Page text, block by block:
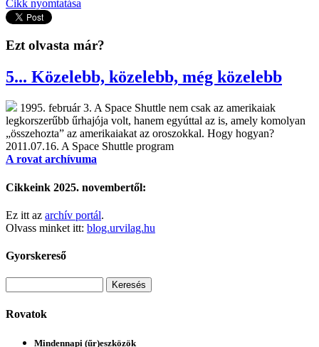
Cikk nyomtatása
Ezt olvasta már?
5... Közelebb, közelebb, még közelebb
1995. február 3. A Space Shuttle nem csak az amerikaiak
legkorszerűbb űrhajója volt, hanem egyúttal az is, amely komolyan
„összehozta” az amerikaiakat az oroszokkal. Hogy hogyan?
2011.07.16. A Space Shuttle program
A rovat archívuma
Cikkeink 2025. novembertől:
Ez itt az archív portál.
Olvass minket itt: blog.urvilag.hu
Gyorskereső
Rovatok
Mindennapi (űr)eszközök